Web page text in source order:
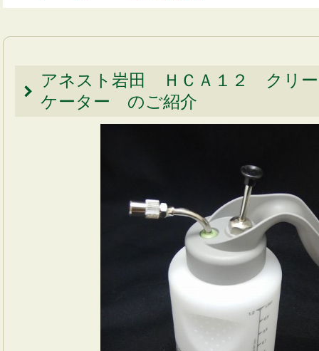
アネスト岩田 ＨＣＡ１２ クリ
ケーター のご紹介